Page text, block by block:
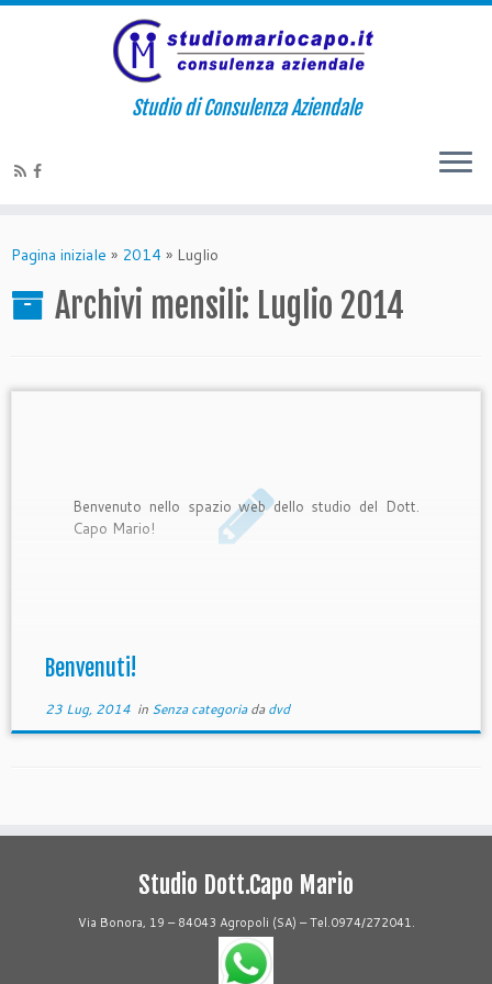
Studio di Consulenza Aziendale
Pagina iniziale » 2014 » Luglio
Archivi mensili: Luglio 2014
Benvenuto nello spazio web dello studio del Dott.
Capo Mario!
Benvenuti!
23 Lug, 2014in Senza categoriadadvd
Studio Dott.Capo Mario
Via Bonora, 19 – 84043 Agropoli (SA) – Tel.0974/272041.